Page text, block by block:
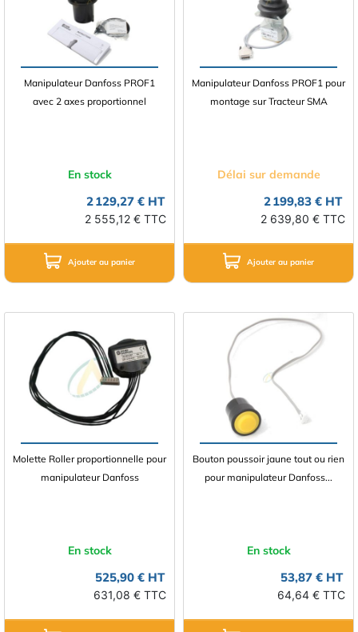
Manipulateur Danfoss PROF1
avec 2 axes proportionnel
En stock
2 129,27 € HT
2 555,12 € TTC
Ajouter au panier
Manipulateur Danfoss PROF1 pour
montage sur Tracteur SMA
Délai sur demande
2 199,83 € HT
2 639,80 € TTC
Ajouter au panier
Molette Roller proportionnelle pour
manipulateur Danfoss
En stock
525,90 € HT
631,08 € TTC
Bouton poussoir jaune tout ou rien
pour manipulateur Danfoss...
En stock
53,87 € HT
64,64 € TTC